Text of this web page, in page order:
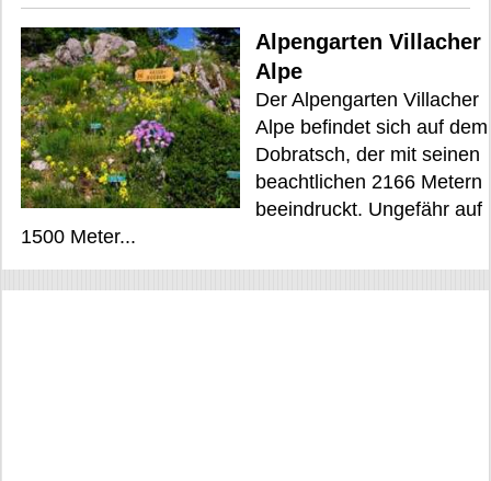
Alpengarten Villacher
Alpe
Der Alpengarten Villacher
Alpe befindet sich auf dem
Dobratsch, der mit seinen
beachtlichen 2166 Metern
beeindruckt. Ungefähr auf
1500 Meter...